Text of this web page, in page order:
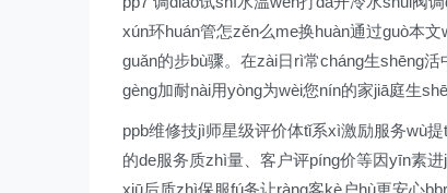
xún环huán管怎zěn么me换huàn通过guò本
guǎn的步bù骤。在zài日rì常cháng生shēng
gèng加耐nài用yòng为wèi您nín的家jiā庭生
ppb维修技jì师星级评价体tǐ系xì激励服务wù
的de服务质zhì量、客户评píng价等因yīn素
xiū后质zhì保服fú务让ràng客kè户hù更安心